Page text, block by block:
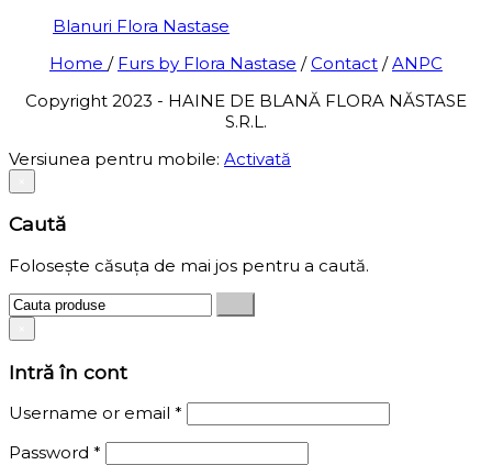
Blanuri Flora Nastase
Home / Furs by Flora Nastase /Contact /ANPC
Copyright 2023 - HAINE DE BLANĂ FLORA NĂSTASE
S.R.L.
Versiunea pentru mobile: Activată
Caută
Folosește căsuța de mai jos pentru a caută.
Intră în cont
Username or email *
Password *